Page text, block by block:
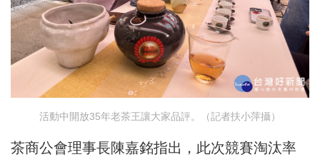
活動中開放35年老茶王讓大家品評。（記者扶小萍攝）
茶商公會理事長陳嘉銘指出，此次競賽淘汰率